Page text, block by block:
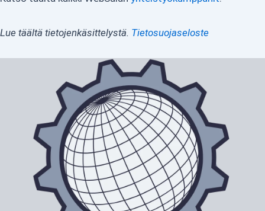
Lue täältä tietojenkäsittelystä. Tietosuojaseloste